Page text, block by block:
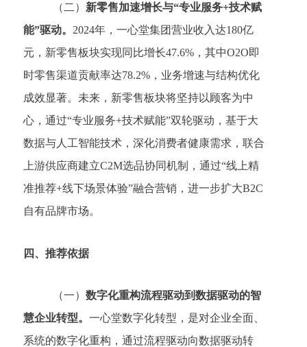
（二） 新零售加速增长与“专业服务+技术赋
能”驱动。 2024年，一心堂集团营业收入达180亿
元，新零售板块实现同比增长47.6%，其中O2O即
时零售渠道贡献率达78.2%，业务增速与结构优化
成效显著。未来，新零售板块将坚持以顾客为中
心，通过“专业服务+技术赋能”双轮驱动，基于大
数据与人工智能技术，深化消费者健康需求，联合
上游供应商建立C2M选品协同机制，通过“线上精
准推荐+线下场景体验”融合营销，进一步扩大B2C
自有品牌市场。
四、 推荐依据
（一） 数字化重构流程驱动到数据驱动的智
慧企业转型。 一心堂数字化转型，是对企业全面、
系统的数字化重构，通过流程驱动向数据驱动转